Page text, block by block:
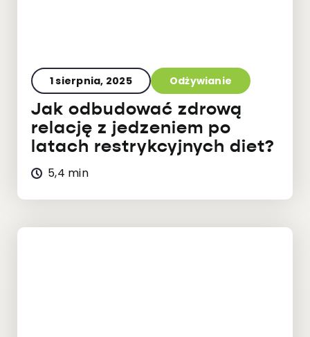
1 sierpnia, 2025 Odżywianie
Jak odbudować zdrową
relację z jedzeniem po
latach restrykcyjnych diet?
5,4 min